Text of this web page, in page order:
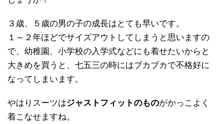
３歳、５歳の男の子の成長はとても早いです。
１～２年ほどでサイズアウトしてしまうと思いますの
で、幼稚園、小学校の入学式などにも着せたいからと
大きめを買うと、七五三の時にはブカブカで不格好に
なってしまいます。
やはりスーツはジャストフィットのものがかっこよく
着こなせますね。